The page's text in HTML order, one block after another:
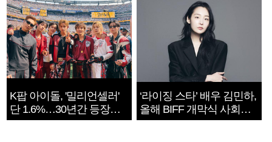
K팝 아이돌, '밀리언셀러'
단 1.6%…30년간 등장
1182개팀 전수조사
‘라이징 스타’ 배우 김민하,
올해 BIFF 개막식 사회자
확정